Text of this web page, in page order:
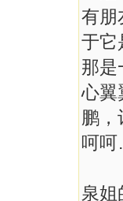
有朋
于它
那是
心翼
鹏
呵
泉姐